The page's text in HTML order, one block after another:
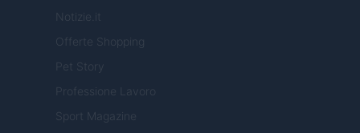
Notizie.it
Offerte Shopping
Pet Story
Professione Lavoro
Sport Magazine